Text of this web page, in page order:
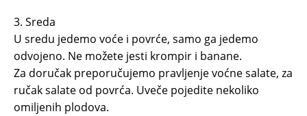
3. Sreda
U sredu jedemo voće i povrće, samo ga jedemo
odvojeno. Ne možete jesti krompir i banane.
Za doručak preporučujemo pravljenje voćne salate, za
ručak salate od povrća. Uveče pojedite nekoliko
omiljenih plodova.